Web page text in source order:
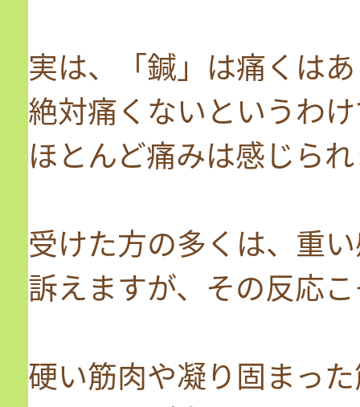
実は、「鍼」は痛くは
絶対痛くないというわ
ほとんど痛みは感じら
受けた方の多くは、重
訴えますが、その反応
硬い筋肉や凝り固まっ